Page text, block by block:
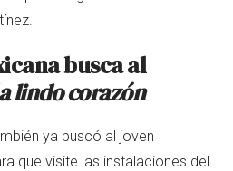
busca al
lindo corazón
ya buscó al joven
que visite las instalaciones del